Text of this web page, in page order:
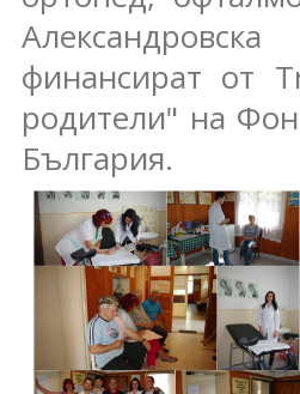
финансират от
родители" на
България.